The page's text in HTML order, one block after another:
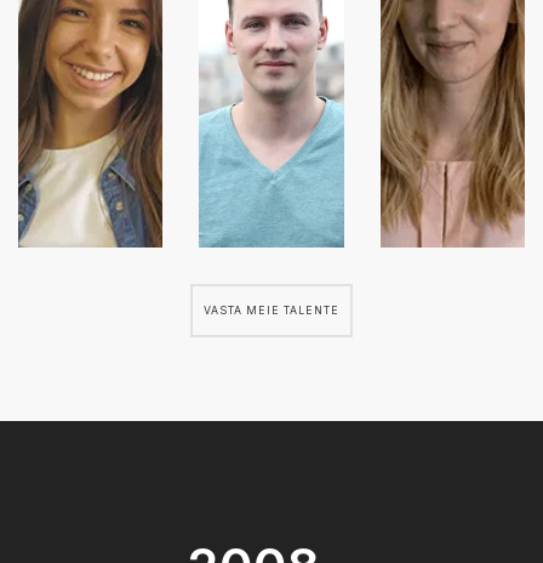
VASTA MEIE TALENTE